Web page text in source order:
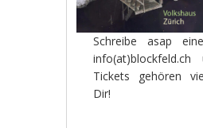
Schreibe asap
Tickets gehören
Dir!